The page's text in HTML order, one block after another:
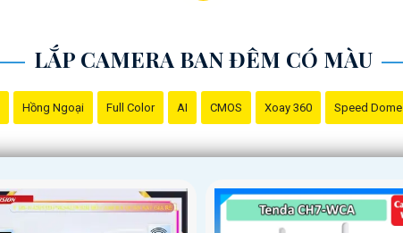
LẮP CAMERA BAN ĐÊM CÓ MÀU
Hồng Ngoại Full Color AI CMOS Xoay 360 Speed Dome